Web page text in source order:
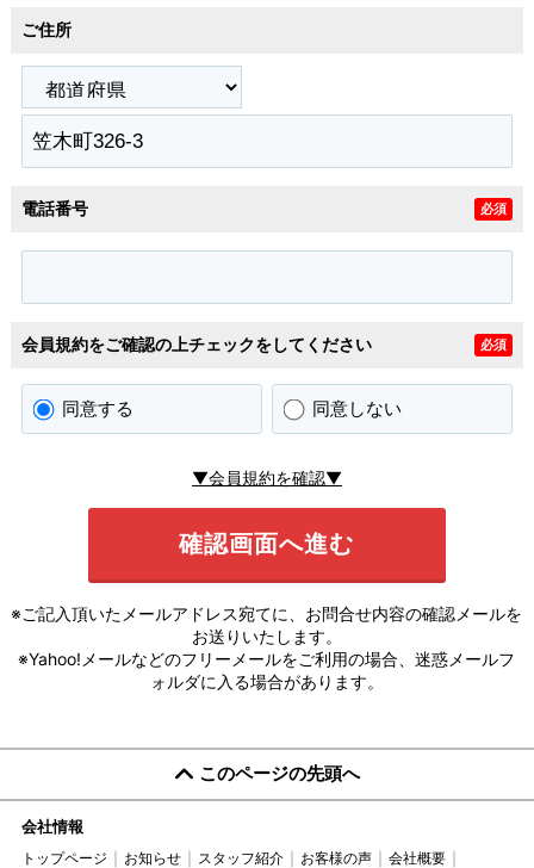
ご住所
電話番号 必須
会員規約をご確認の上チェックをしてください 必須
同意する 同意しない
▼会員規約を確認▼
※ご記入頂いたメールアドレス宛てに、お問合せ内容の確認メールを
お送りいたします。
※Yahoo!メールなどのフリーメールをご利用の場合、迷惑メールフ
ォルダに入る場合があります。
このページの先頭へ
会社情報
トップページ お知らせ スタッフ紹介 お客様の声
会社概要